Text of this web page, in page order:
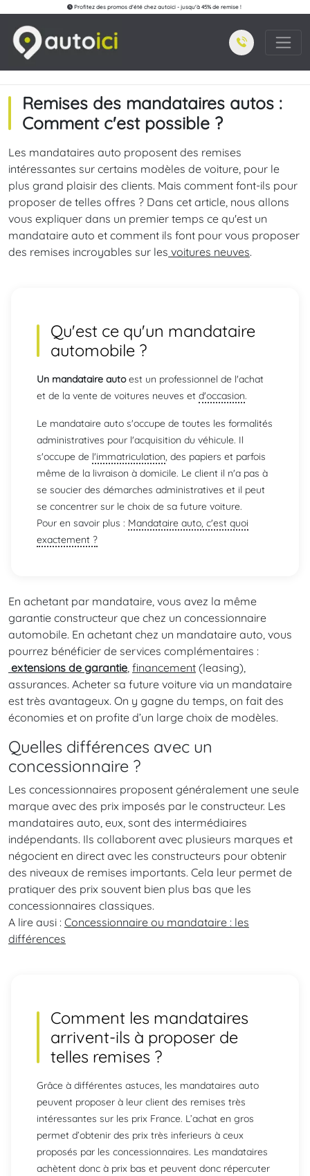
Profitez des promos d'été chez autoici - jusqu'à 45% de remise !
Remises des mandataires autos :
Comment c'est possible ?
Les mandataires auto proposent des remises
intéressantes sur certains modèles de voiture, pour le
plus grand plaisir des clients. Mais comment font-ils pour
proposer de telles offres ? Dans cet article, nous allons
vous expliquer dans un premier temps ce qu'est un
mandataire auto et comment ils font pour vous proposer
des remises incroyables sur les voitures neuves.
Qu'est ce qu'un mandataire
automobile ?
Un mandataire autoest un professionnel de l'achat
et de la vente de voitures neuves et d'occasion.
Le mandataire auto s'occupe de toutes les formalités
administratives pour l'acquisition du véhicule. Il
s'occupe de l'immatriculation, des papiers et parfois
même de la livraison à domicile. Le client il n'a pas à
se soucier des démarches administratives et il peut
se concentrer sur le choix de sa future voiture.
Pour en savoir plus : Mandataire auto, c'est quoi
exactement ?
En achetant par mandataire, vous avez la même
garantie constructeur que chez un concessionnaire
automobile. En achetant chez un mandataire auto, vous
pourrez bénéficier de services complémentaires :
extensions de garantie, financement (leasing),
assurances. Acheter sa future voiture via un mandataire
est très avantageux. On y gagne du temps, on fait des
économies et on profite d’un large choix de modèles.
Quelles différences avec un
concessionnaire ?
Les concessionnaires proposent généralement une seule
marque avec des prix imposés par le constructeur. Les
mandataires auto, eux, sont des intermédiaires
indépendants. Ils collaborent avec plusieurs marques et
négocient en direct avec les constructeurs pour obtenir
des niveaux de remises importants. Cela leur permet de
pratiquer des prix souvent bien plus bas que les
concessionnaires classiques.
A lire ausi : Concessionnaire ou mandataire : les
différences
Comment les mandataires
arrivent-ils à proposer de
telles remises ?
Grâce à différentes astuces, les mandataires auto
peuvent proposer à leur client des remises très
intéressantes sur les prix France. L’achat en gros
permet d’obtenir des prix très inferieurs à ceux
proposés par les concessionnaires. Les mandataires
achètent donc à prix bas et peuvent donc répercuter